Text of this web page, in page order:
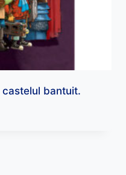
bantuit.